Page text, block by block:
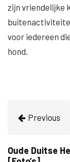
zijn vriendelijke
voor iedereen
hond.
Previous
Oude Duitse